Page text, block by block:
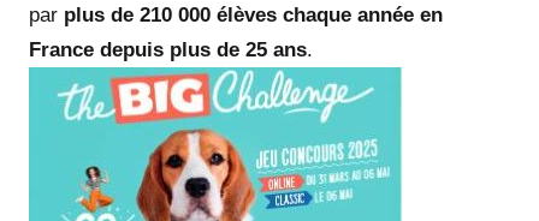
par plus de 210 000 élèves chaque année en
France depuis plus de 25 ans.